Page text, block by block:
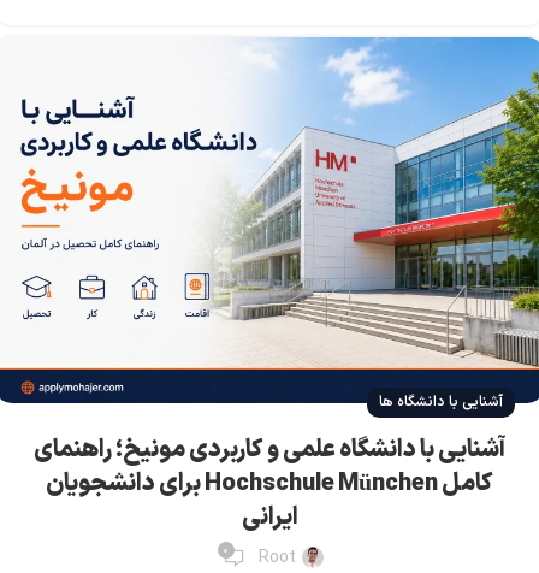
آشنایی با دانشگاه ها
آشنایی با دانشگاه علمی و کاربردی مونیخ؛ راهنمای
کامل Hochschule München برای دانشجویان
ایرانی
Root
0